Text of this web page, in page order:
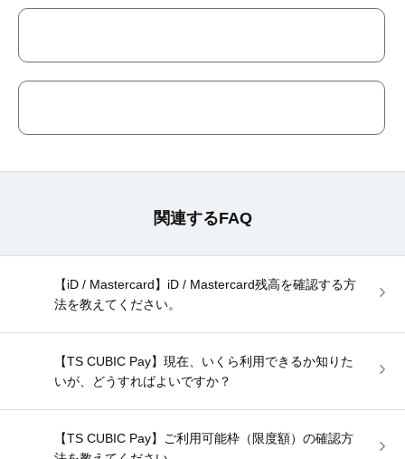
関連するFAQ
【iD / Mastercard】iD / Mastercard残高を確認する方
法を教えてください。
【TS CUBIC Pay】現在、いくら利用できるか知りた
いが、どうすればよいですか？
【TS CUBIC Pay】ご利用可能枠（限度額）の確認方